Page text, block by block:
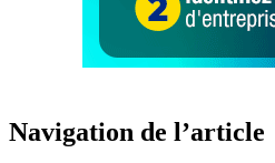
Navigation de l’article